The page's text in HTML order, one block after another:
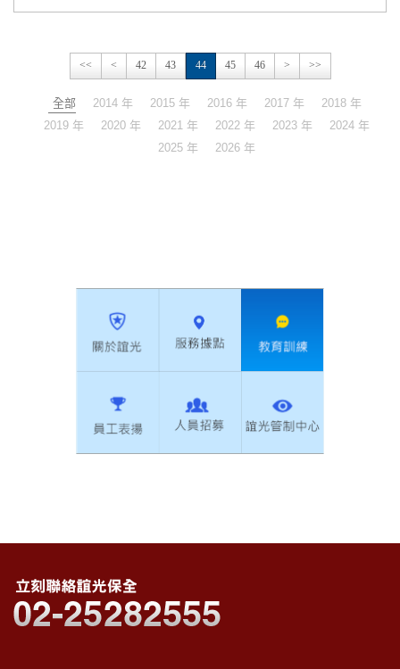
<< < 42 43 44 45 46 > >>
全部 2014 年 2015 年 2016 年 2017 年
2018 年
2019 年
2020 年 2021 年 2022 年 2023 年
2024 年
2025 年
2026 年